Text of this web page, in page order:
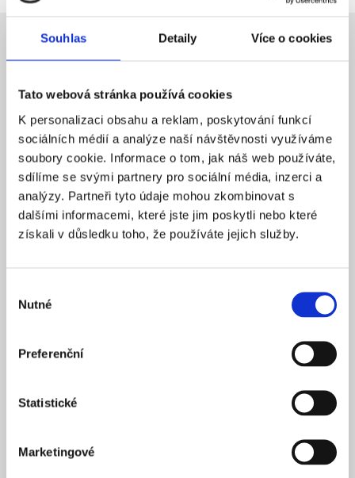
Souhlas Detaily Více o cookies
Tato webová stránka používá cookies
K personalizaci obsahu a reklam, poskytování funkcí
sociálních médií a analýze naší návštěvnosti využíváme
soubory cookie. Informace o tom, jak náš web používáte,
sdílíme se svými partnery pro sociální média, inzerci a
analýzy. Partneři tyto údaje mohou zkombinovat s
dalšími informacemi, které jste jim poskytli nebo které
získali v důsledku toho, že používáte jejich služby.
souhlasu
Nutné
Preferenční
Statistické
Marketingové
NÁZEV SPOLEČNOSTI
SÍDLO
ZALOŽENO 2025
CENA OD * 15 900 Kč
REZERVOVAT
KAPITÁL 20 000 Kč
ZALOŽENO 2025
NÁZEV SPOLEČNOSTI